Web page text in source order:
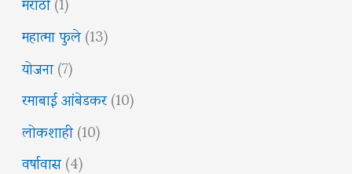
महात्मा फुले(13)
योजना(7)
रमाबाई आंबेडकर(10)
लोकशाही(10)
वर्षावास(4)